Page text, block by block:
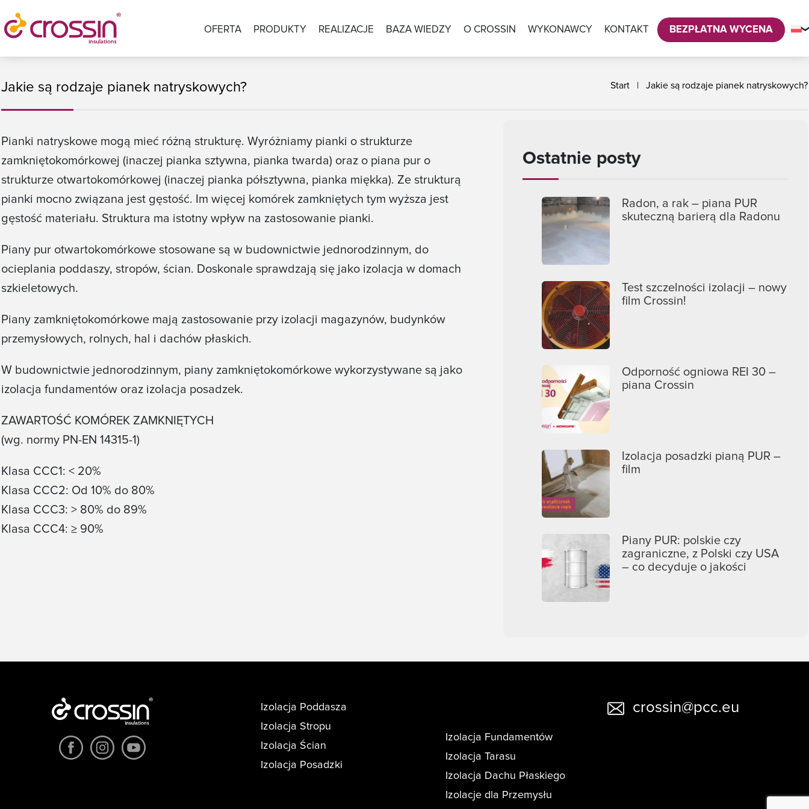
OFERTA PRODUKTY REALIZACJE BAZA WIEDZY O CROSSIN WYKONAWCY KONTAKT BEZPŁATNA WYCENA
Start Jakie są rodzaje pianek natryskowych?
Jakie są rodzaje pianek natryskowych?
Pianki natryskowe mogą mieć różną strukturę. Wyróżniamy pianki o strukturze
zamkniętokomórkowej (inaczej pianka sztywna, pianka twarda) oraz o piana pur o
strukturze otwartokomórkowej (inaczej pianka półsztywna, pianka miękka). Ze strukturą
pianki mocno związana jest gęstość. Im więcej komórek zamkniętych tym wyższa jest
gęstość materiału. Struktura ma istotny wpływ na zastosowanie pianki.
Piany pur otwartokomórkowe stosowane są w budownictwie jednorodzinnym, do
ocieplania poddaszy, stropów, ścian. Doskonale sprawdzają się jako izolacja w domach
szkieletowych.
Piany zamkniętokomórkowe mają zastosowanie przy izolacji magazynów, budynków
przemysłowych, rolnych, hal i dachów płaskich.
W budownictwie jednorodzinnym, piany zamkniętokomórkowe wykorzystywane są jako
izolacja fundamentów oraz izolacja posadzek.
ZAWARTOŚĆ KOMÓREK ZAMKNIĘTYCH
(wg. normy PN-EN 14315-1)
Klasa CCC1: < 20%
Klasa CCC2: Od 10% do 80%
Klasa CCC3: > 80% do 89%
Klasa CCC4: ≥ 90%
Ostatnie posty
Radon, a rak – piana PUR
skuteczną barierą dla Radonu
Test szczelności izolacji – nowy
film Crossin!
Odporność ogniowa REI 30 –
piana Crossin
Izolacja posadzki pianą PUR –
film
Piany PUR: polskie czy
zagraniczne, z Polski czy USA
– co decyduje o jakości
Izolacja Poddasza
Izolacja Stropu
Izolacja Ścian
Izolacja Posadzki
Izolacja Fundamentów
Izolacja Tarasu
Izolacja Dachu Płaskiego
Izolacje dla Przemysłu
crossin@pcc.eu